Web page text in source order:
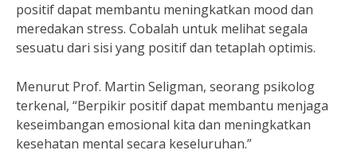
positif dapat membantu meningkatkan mood dan
meredakan stress. Cobalah untuk melihat segala
sesuatu dari sisi yang positif dan tetaplah optimis.
Menurut Prof. Martin Seligman, seorang psikolog
terkenal, “Berpikir positif dapat membantu menjaga
keseimbangan emosional kita dan meningkatkan
kesehatan mental secara keseluruhan.”